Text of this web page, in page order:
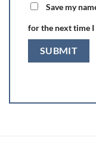
Save my
for the next time I